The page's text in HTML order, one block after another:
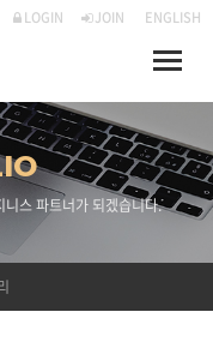
LOGIN JOIN ENGLISH
Toggle
스 파트너가 되겠습니다.